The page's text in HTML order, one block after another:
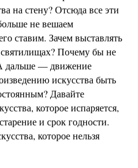
на стену? Отсюда все эти
не вешаем
ставим. Зачем выставлять
святилищах? Почему бы не
дальше — движение
искусства быть
Давайте
которое испаряется,
и срок годности.
которое нельзя